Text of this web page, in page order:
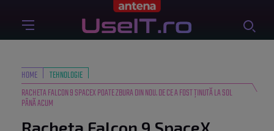
HOME
TEHNOLOGIE
RACHETA FALCON 9 SPACEX POATE ZBURA DIN NOU. DE CE A FOST ȚINUTĂ LA SOL
PÂNĂ ACUM